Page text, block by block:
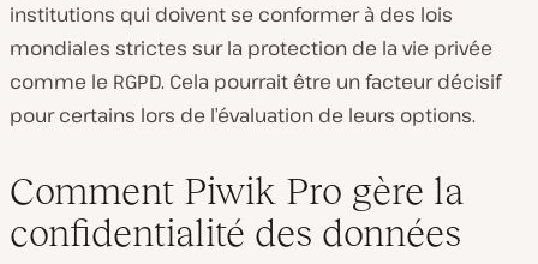
institutions qui doivent se conformer à des lois
mondiales strictes sur la protection de la vie privée
comme le RGPD. Cela pourrait être un facteur décisif
pour certains lors de l’évaluation de leurs options.
Comment Piwik Pro gère la
confidentialité des données